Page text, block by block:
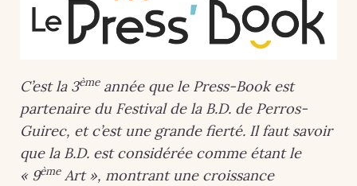
C’est la 3èmeannée que le Press-Book est
partenaire du Festival de la B.D. de Perros-
Guirec, et c’est une grande fierté. Il faut savoir
que la B.D. est considérée comme étant le
« 9èmeArt », montrant une croissance